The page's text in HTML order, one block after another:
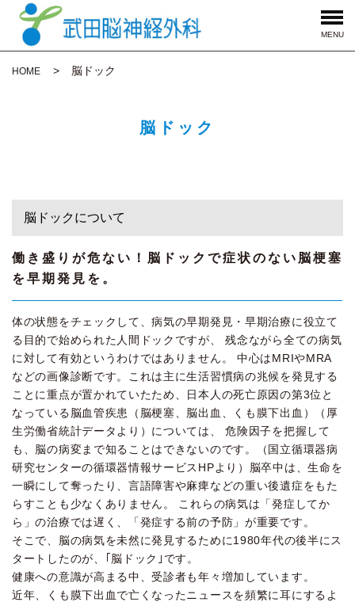
MENU
HOME 脳ドック
脳ドック
脳ドックについて
働き盛りが危ない！脳ドックで症状のない脳梗塞
を早期発見を。
体の状態をチェックして、病気の早期発見・早期治療に役立て
る目的で始められた人間ドックですが、 残念ながら全ての病気
に対して有効というわけではありません。 中心はMRIやMRA
などの画像診断です。これは主に生活習慣病の兆候を発見する
ことに重点が置かれていたため、日本人の死亡原因の第3位と
なっている脳血管疾患（脳梗塞、脳出血、くも膜下出血）（厚
生労働省統計データより）については、 危険因子を把握して
も、脳の病変まで知ることはできないのです。（国立循環器病
研究センターの循環器情報サービスHPより）脳卒中は、生命を
一瞬にして奪ったり、言語障害や麻痺などの重い後遺症をもた
らすことも少なくありません。 これらの病気は「発症してか
ら」の治療では遅く、「発症する前の予防」が重要です。
そこで、脳の病気を未然に発見するために1980年代の後半にス
タートしたのが、｢脳ドック｣です。
健康への意識が高まる中、受診者も年々増加しています。
近年、くも膜下出血で亡くなったニュースを頻繁に耳にするよ